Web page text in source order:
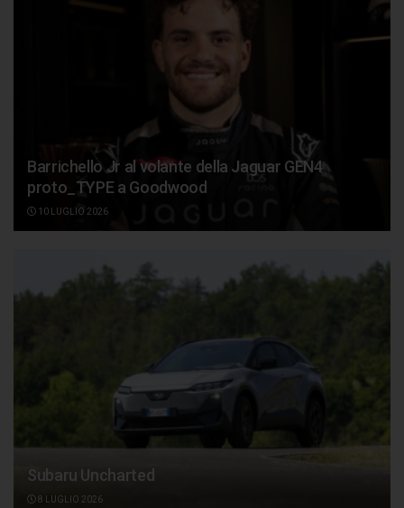
Barrichello Jr al volante della Jaguar GEN4
proto_TYPE a Goodwood
10 LUGLIO 2026
Subaru Uncharted
8 LUGLIO 2026